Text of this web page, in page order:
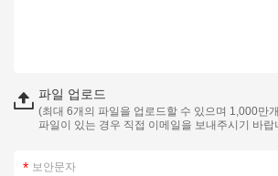
파일 업로드
(최대 6개의 파일을 업로드할 수 있으며 1,000만
파일이 있는 경우 직접 이메일을 보내주시기 바랍